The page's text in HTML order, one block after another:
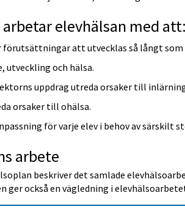
elevhälsan med att:
förutsättningar att utvecklas så långt
utveckling och hälsa.
uppdrag utreda orsaker till
orsaker till ohälsa.
för varje elev i behov av särskilt
arbete
beskriver det samlade
också en vägledning i